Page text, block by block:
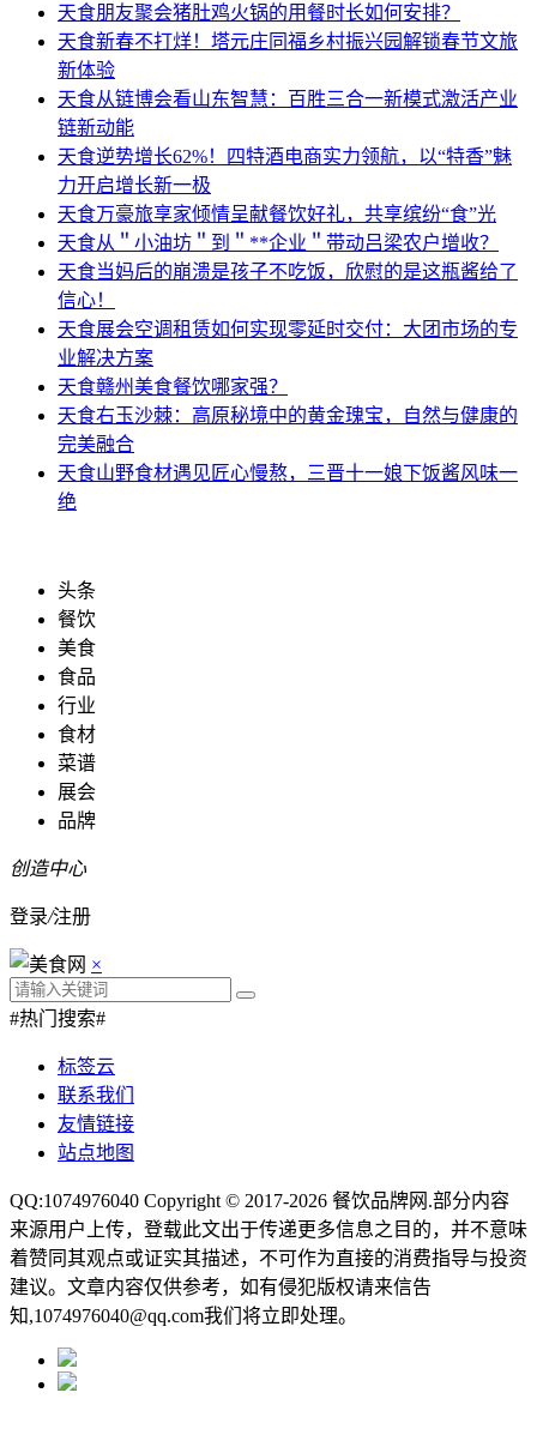
天食朋友聚会猪肚鸡火锅的用餐时长如何安排？
天食新春不打烊！塔元庄同福乡村振兴园解锁春节文旅
新体验
天食从链博会看山东智慧：百胜三合一新模式激活产业
链新动能
天食逆势增长62%！四特酒电商实力领航，以“特香”魅
力开启增长新一极
天食万豪旅享家倾情呈献餐饮好礼，共享缤纷“食”光
天食从＂小油坊＂到＂**企业＂带动吕梁农户增收？
天食当妈后的崩溃是孩子不吃饭，欣慰的是这瓶酱给了
信心！
天食展会空调租赁如何实现零延时交付：大团市场的专
业解决方案
天食赣州美食餐饮哪家强？
天食右玉沙棘：高原秘境中的黄金瑰宝，自然与健康的
完美融合
天食山野食材遇见匠心慢熬，三晋十一娘下饭酱风味一
绝
头条
餐饮
美食
食品
行业
食材
菜谱
展会
品牌
创造中心
登录/注册
×
#热门搜索#
标签云
联系我们
友情链接
站点地图
QQ:1074976040 Copyright © 2017-2026 餐饮品牌网 .部分内容
来源用户上传，登载此文出于传递更多信息之目的，并不意味
着赞同其观点或证实其描述，不可作为直接的消费指导与投资
建议。文章内容仅供参考，如有侵犯版权请来信告
知,1074976040@qq.com我们将立即处理。